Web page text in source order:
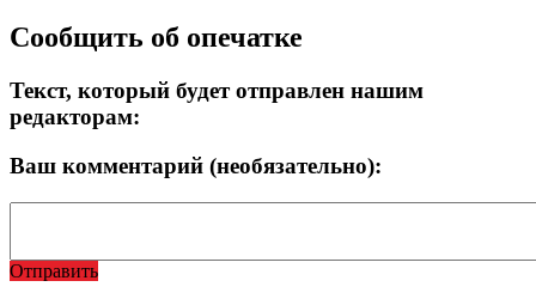
Сообщить об опечатке
Текст, который будет отправлен нашим
редакторам:
Ваш комментарий (необязательно):
Отправить